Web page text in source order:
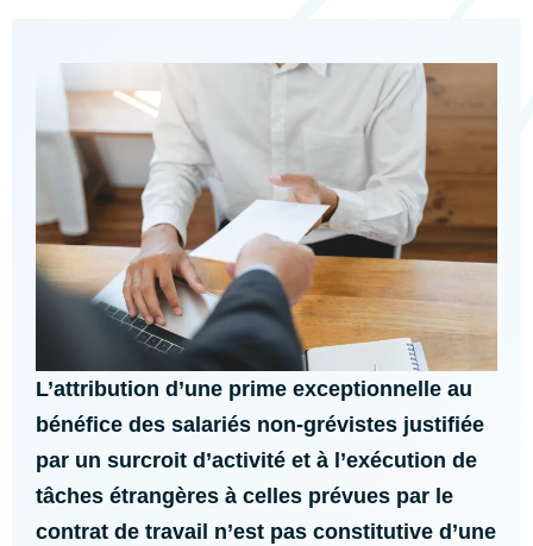
L’attribution d’une prime exceptionnelle au
bénéfice des salariés non-grévistes justifiée
par un surcroit d’activité et à l’exécution de
tâches étrangères à celles prévues par le
contrat de travail n’est pas constitutive d’une